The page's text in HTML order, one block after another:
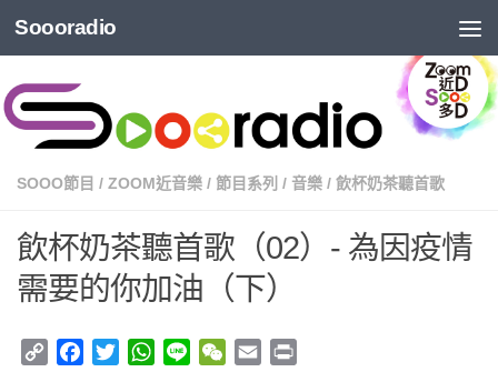
Soooradio
SOOO節目 / ZOOM近音樂 / 節目系列 / 音樂 / 飲杯奶茶聽首歌
飲杯奶茶聽首歌（02）- 為因疫情
需要的你加油（下）
Copy
Facebook
TwitterWhatsApp
Line WeChat
Email